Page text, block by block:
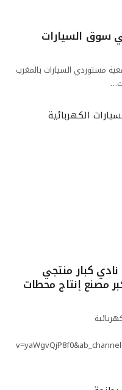
سوق السيارات
مستوردي السيارات بالمغرب
نادي كبار منتجي
مصنع إنتاج محطات